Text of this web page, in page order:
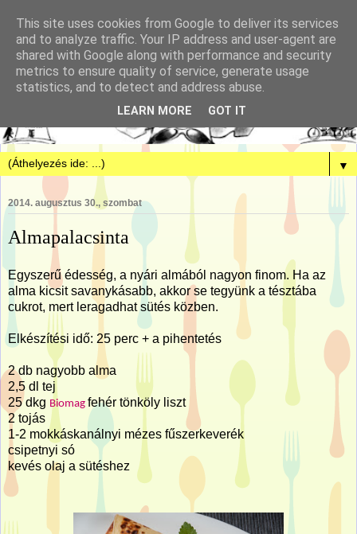
▼
2014. augusztus 30., szombat
Almapalacsinta
Egyszerű édesség, a nyári almából nagyon finom. Ha az
alma kicsit savanykásabb, akkor se tegyünk a tésztába
cukrot, mert leragadhat sütés közben.
Elkészítési idő: 25 perc + a pihentetés
2 db nagyobb alma
2,5 dl tej
25 dkg Biomag fehér tönköly liszt
2 tojás
1-2 mokkáskanálnyi mézes fűszerkeverék
csipetnyi só
kevés olaj a sütéshez
This site uses cookies from Google to deliver its services
and to analyze traffic. Your IP address and user-agent are
shared with Google along with performance and security
metrics to ensure quality of service, generate usage
statistics, and to detect and address abuse.
LEARN MORE GOT IT